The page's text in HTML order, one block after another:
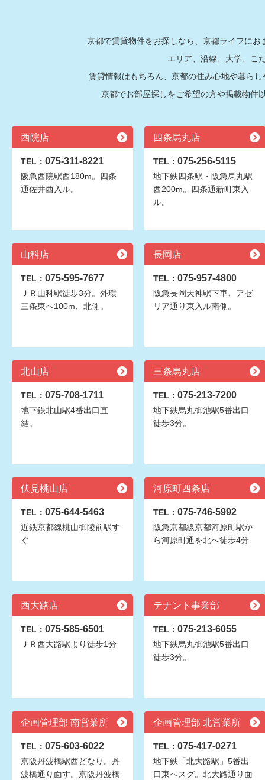
京都で賃貸物件をお探しなら、京都ライフに
エリア、沿線、大学、こ
賃貸情報はもちろん、京都の住み心地や暮ら
京都でお部屋探しをご希望の方や掲載物件
西院店
TEL： 075-311-8221
阪急西院駅西180m。四条
通佐井西入ル。
四条烏丸店
TEL： 075-256-5115
地下鉄四条駅・阪急烏丸駅
西200m。四条通新町東入
ル。
山科店
TEL： 075-595-7677
ＪＲ山科駅徒歩3分。外環
三条東へ100m、北側。
長岡店
TEL： 075-957-4800
阪急長岡天神駅下車、アゼ
リア通り東入ル南側。
北山店
TEL： 075-708-1711
地下鉄北山駅4番出口直
結。
三条烏丸店
TEL： 075-213-7200
地下鉄烏丸御池駅5番出口
徒歩3分。
伏見桃山店
TEL： 075-644-5463
近鉄京都線桃山御陵前駅す
ぐ
河原町四条店
TEL： 075-746-5992
阪急京都線京都河原町駅か
ら河原町通を北へ徒歩4分
西大路店
TEL： 075-585-6501
ＪＲ西大路駅より徒歩1分
テナント事業部
TEL： 075-213-6055
地下鉄烏丸御池駅5番出口
徒歩3分。
企画管理部 南営業所
TEL： 075-603-6022
京阪丹波橋駅西どなり。丹
波橋通り面す。京阪丹波橋
企画管理部 北営業所
TEL： 075-417-0271
地下鉄「北大路駅」5番出
口東へスグ。北大路通り面